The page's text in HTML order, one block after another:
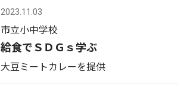
2023.11.03
市立小中学校
給食でＳＤＧｓ学ぶ
大豆ミートカレーを提供